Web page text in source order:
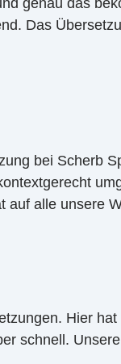
genau das
Das
bei Scherb
auf alle unsere
Hier
schnell.